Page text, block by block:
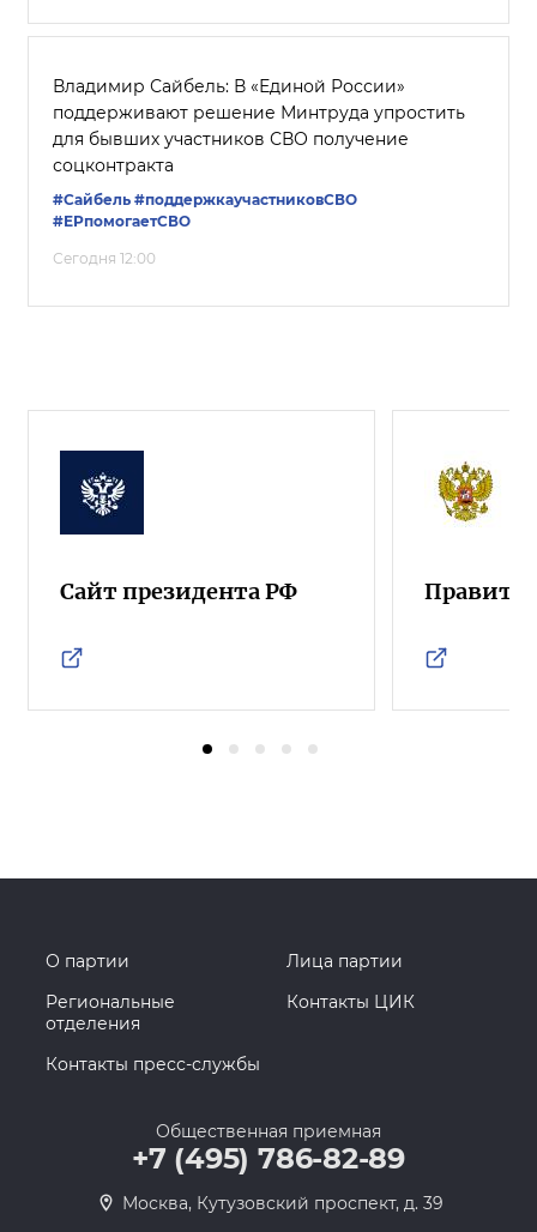
Владимир Сайбель: В «Единой России»
поддерживают решение Минтруда упростить
для бывших участников СВО получение
соцконтракта
#Сайбель #поддержкаучастниковСВО
#ЕРпомогаетСВО
Сегодня 12:00
Сайт президента РФ
О партии
Лица партии
Региональные
отделения
Контакты ЦИК
Контакты пресс-службы
Общественная приемная
+7 (495) 786-82-89
Москва, Кутузовский проспект, д. 39